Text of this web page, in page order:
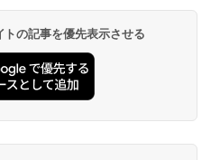
の記事を優先表示させる